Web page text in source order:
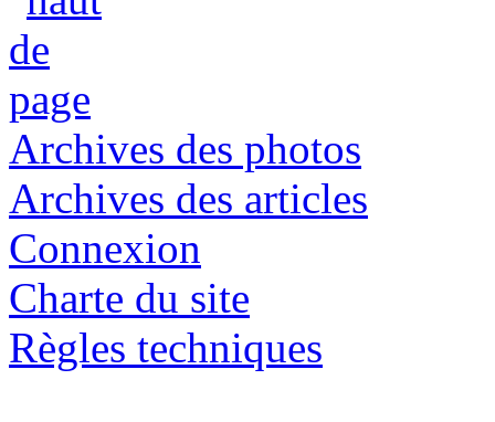
Archives des photos
Archives des articles
Connexion
Charte du site
Règles techniques